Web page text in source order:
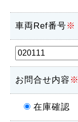
車両Ref番号※
お問合せ内容 ※
在庫確認